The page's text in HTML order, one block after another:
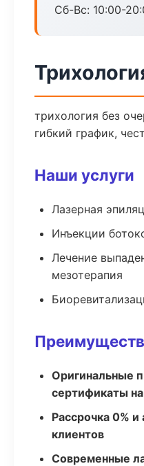
Сб-Вс: 10:00-
трихология без
гибкий график,
Наши услуги
Лазерная
Инъекции
Лечение
мезотерапия
Оригинальные
сертификаты
Рассрочка 0%
клиентов
Современные